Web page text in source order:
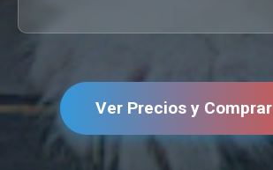
Ver Precios y Comprar